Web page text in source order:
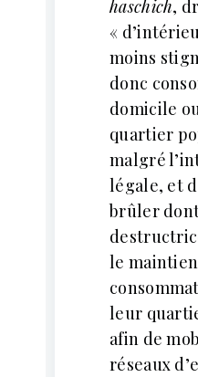
haschich,
«
moins
donc
domicile
quartier
malgré
légale, et
brûler
le
leur
afin de
réseaux